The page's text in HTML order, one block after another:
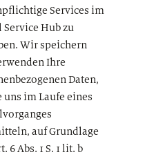
Services im
Hub zu
Wir speichern
Ihre
Daten,
uns im Laufe eines
auf Grundlage
6 Abs. 1 S. 1 lit. b